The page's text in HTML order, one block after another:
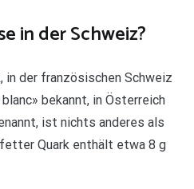
in der Schweiz?
in der französischen Schweiz
bekannt, in Österreich
ist nichts anderes als
Quark enthält etwa 8 g